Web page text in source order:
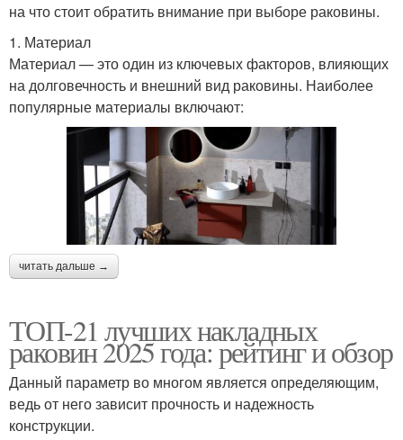
на что стоит обратить внимание при выборе раковины.
1. Материал
Материал — это один из ключевых факторов, влияющих
на долговечность и внешний вид раковины. Наиболее
популярные материалы включают:
читать дальше →
ТОП-21 лучших накладных
раковин 2025 года: рейтинг и обзор
Данный параметр во многом является определяющим,
ведь от него зависит прочность и надежность
конструкции.